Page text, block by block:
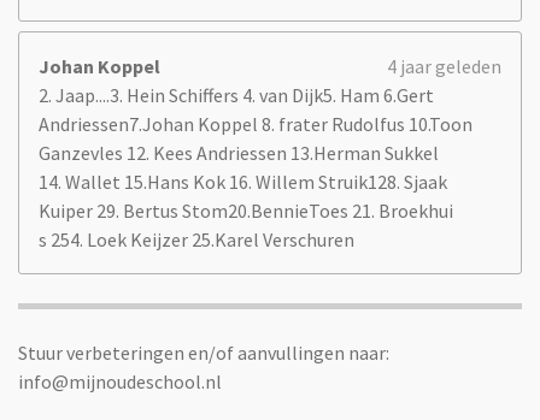
Johan Koppel
4 jaar geleden
2. Jaap....3. Hein Schiffers 4. van Dijk5. Ham 6.Gert
Andriessen7.Johan Koppel 8. frater Rudolfus 10.Toon
Ganzevles 12. Kees Andriessen 13.Herman Sukkel
14. Wallet 15.Hans Kok 16. Willem Struik128. Sjaak
Kuiper 29. Bertus Stom20.BennieToes 21. Broekhui
s 254. Loek Keijzer 25.Karel Verschuren
Stuur verbeteringen en/of aanvullingen naar:
info@mijnoudeschool.nl